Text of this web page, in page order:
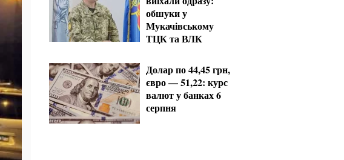
обшуки у
Мукачівському
ТЦК та ВЛК
Долар по 44,45 грн,
євро — 51,22: курс
валют у банках 6
серпня